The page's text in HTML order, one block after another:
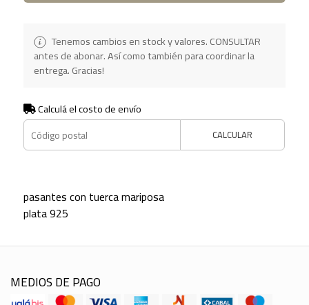
Tenemos cambios en stock y valores. CONSULTAR
antes de abonar. Así como también para coordinar la
entrega. Gracias!
Calculá el costo de envío
CALCULAR
pasantes con tuerca mariposa
plata 925
MEDIOS DE PAGO